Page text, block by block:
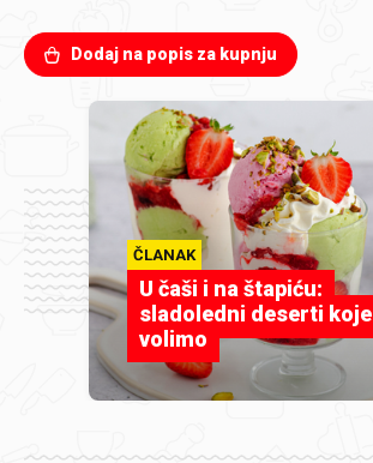
Dodaj na popis za kupnju
ČLANAK
U čaši i na štapiću:
sladoledni deserti koje
volimo